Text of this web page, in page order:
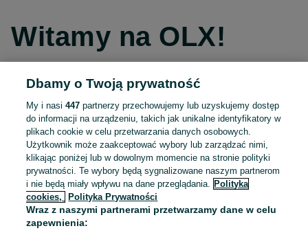
Witamy na OLX!
Kontynuuj przez Facebooka
Kontynuuj przez konto Apple
Kontynuuj przez konto Google
LUB
Dbamy o Twoją prywatność
My i nasi447 partnerzy przechowujemy lub uzyskujemy dostęp
do informacji na urządzeniu, takich jak unikalne identyfikatory w
plikach cookie w celu przetwarzania danych osobowych.
Użytkownik może zaakceptować wybory lub zarządzać nimi,
klikając poniżej lub w dowolnym momencie na stronie polityki
prywatności. Te wybory będą sygnalizowane naszym partnerom
i nie będą miały wpływu na dane przeglądania.
Polityka
cookies,
Polityka Prywatności
Wraz z naszymi partnerami przetwarzamy dane w celu
zapewnienia: